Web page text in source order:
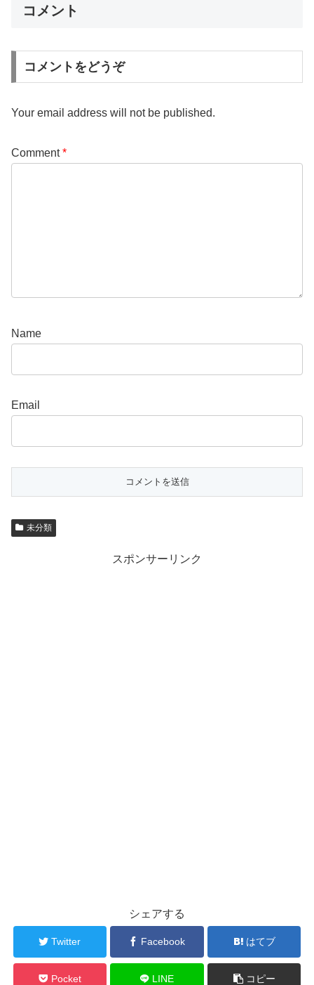
コメント
コメントをどうぞ
Your email address will not be published.
Comment*
Name
Email
未分類
スポンサーリンク
シェアする
Twitter Facebook はてブ
Pocket LINE コピー